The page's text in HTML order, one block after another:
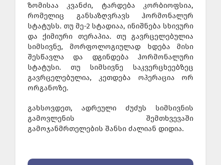
ზომისაა კვანძი, ტარდება კორბიოფსია,
რომელიც განსაზღვრავს ჰორმონალურ
სტატუსს. თუ მე-2 სტადიაა, ინიშნება სხივური
და ქიმიური თერაპია. თუ გავრცელებულია
სიმსივნე, მორფოლოგიულად ხდება მისი
შესწავლა და დგინდება ჰორმონალური
სტატუსი. თუ სიმსივნე საკვერცხეებზეც
გავრცელებულია, კეთდება ოპერაცია ორ
ორგანოზე.
გახსოვდეთ, ადრეული ძუძუს სიმსივნის
გამოვლენის შემთხვევაში
გამოჯანმრთელების შანსი ძალიან დიდია.